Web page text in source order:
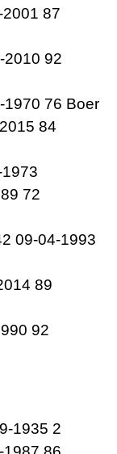
87
2010 92
1970 76 Boer
84
72
09-04-1993
89
92
1935 2